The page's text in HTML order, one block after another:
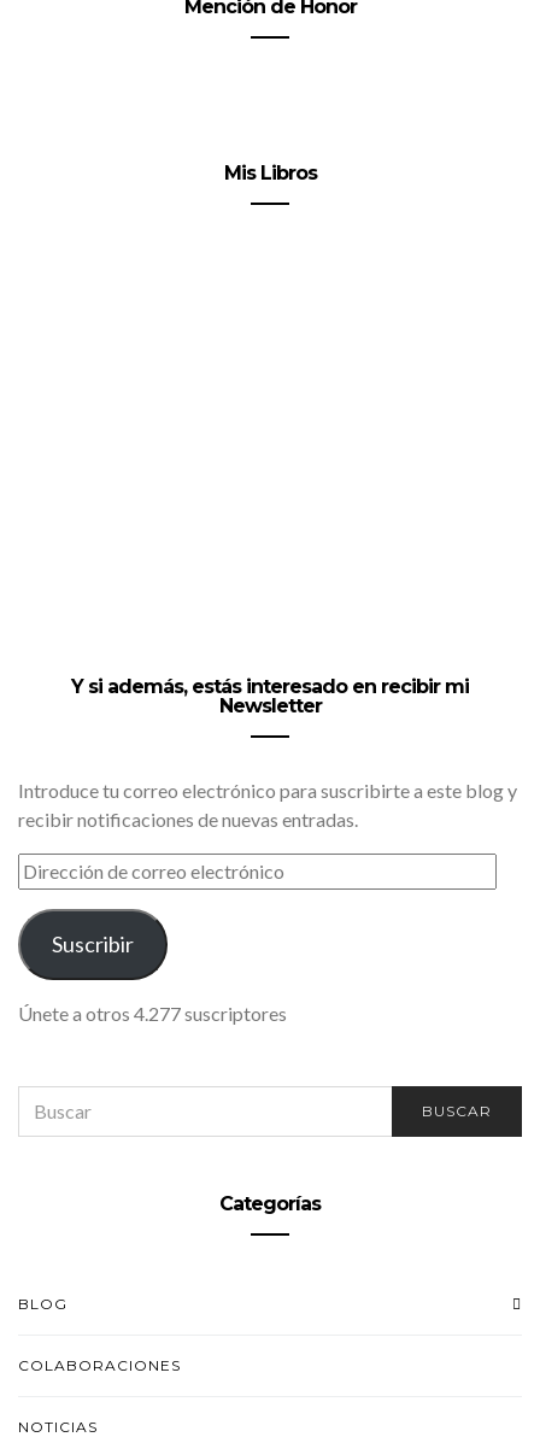
Mención de Honor
Mis Libros
Y si además, estás interesado en recibir mi
Newsletter
Introduce tu correo electrónico para suscribirte a este blog y
recibir notificaciones de nuevas entradas.
DIRECCIÓN
DE
CORREO
ELECTRÓNICO
Suscribir
Únete a otros 4.277 suscriptores
FOR:
BUSCAR
Categorías
BLOG
COLABORACIONES
NOTICIAS